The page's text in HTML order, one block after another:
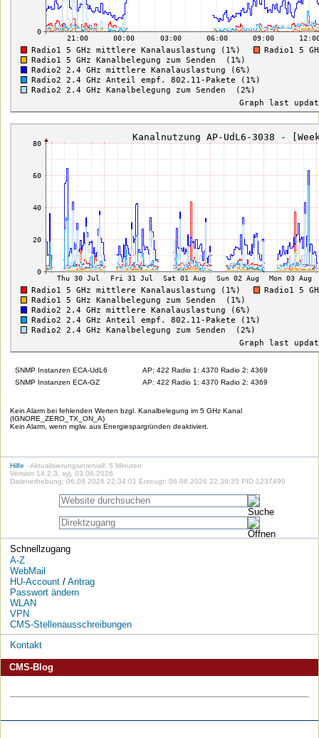
SNMP Instanzen ECA-UdL6
AP: 422 Radio 1: 4370 Radio 2: 4369
SNMP Instanzen ECA-GZ
AP: 422 Radio 1: 4370 Radio 2: 4369
Kein Alarm bei fehlenden Werten bzgl. Kanalbelegung im 5 GHz Kanal
(IGNORE_ZERO_TX_ON_A)
Kein Alarm, wenn mglw. aus Energiespargründen deaktiviert.
Hilfe - Aktualisierungsintervall: 5 Minuten
Version 14.2.3, syj, 03.06.2026
Datenerhebung: 06.08.2026 22:34:01 Erzeugt: 06.08.2026 22:36:35 PID 1237490
Schnellzugang
A-Z
WebMail
HU-Account/ Antrag
Passwort ändern
WLAN
VPN
CMS-Stellenausschreibungen
Kontakt
CMS-Blog